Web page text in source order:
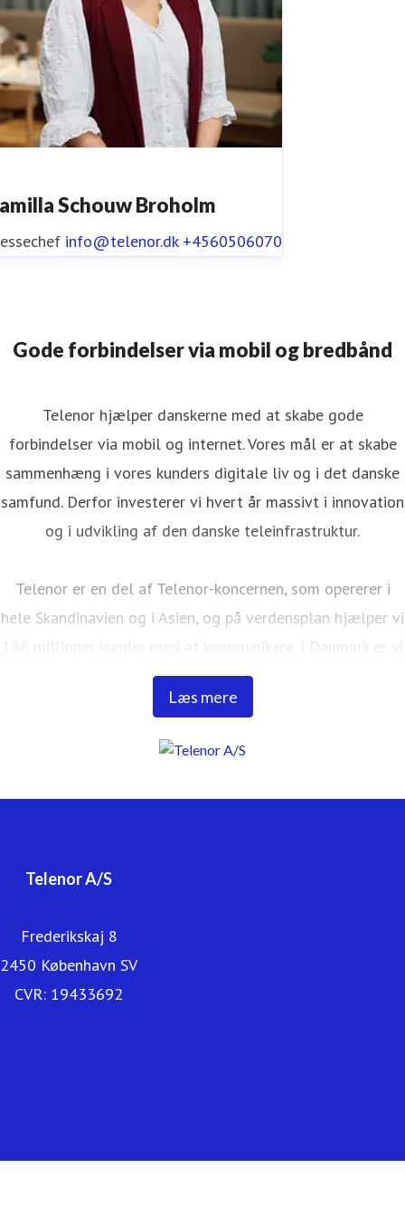
Schouw Broholm
info@telenor.dk +4560506070
Gode forbindelser via mobil og bredbånd
Læs mere
Telenor hjælper danskerne med at skabe gode
forbindelser via mobil og internet. Vores mål er at skabe
sammenhæng i vores kunders digitale liv og i det danske
samfund. Derfor investerer vi hvert år massivt i innovation
og i udvikling af den danske teleinfrastruktur.
Telenor er en del af Telenor-koncernen, som opererer i
hele Skandinavien og i Asien, og på verdensplan hjælper vi
186 millioner kunder med at kommunikere. I Danmark er vi
ca. 900 medarbejdere, har 37 butikker fordelt over hele
Danmark og gør hver dag vores yderste for at gøre det
forbindelse på både mobil og internet. I Danmark er CBB
Telenor A/S
Frederikskaj 8
2450 København SV
CVR: 19433692